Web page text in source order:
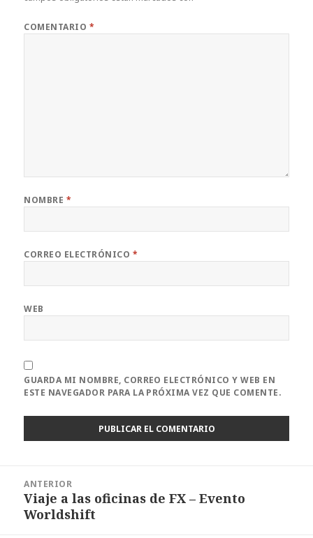
COMENTARIO *
NOMBRE *
CORREO ELECTRÓNICO *
WEB
GUARDA MI NOMBRE, CORREO ELECTRÓNICO Y WEB EN
ESTE NAVEGADOR PARA LA PRÓXIMA VEZ QUE COMENTE.
entradas
ANTERIOR
Entrada
anterior:
Viaje a las oficinas de FX – Evento
Worldshift